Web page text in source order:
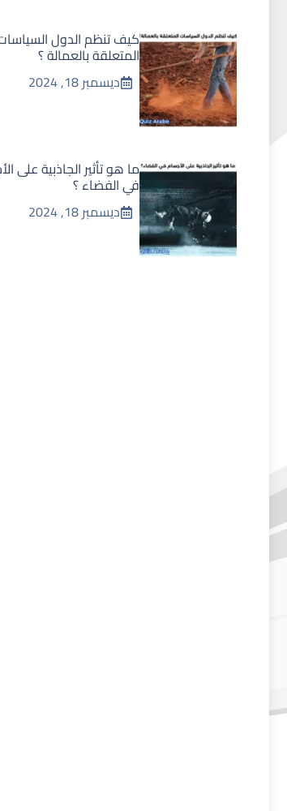
كيف تنظم الدول
المتعلقة بالعمالة ؟
ديسمبر 18, 2024
ما هو تأثير الجاذبية على
في الفضاء ؟
ديسمبر 18, 2024